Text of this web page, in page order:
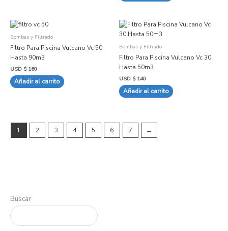
Buscar
Bombas y Filtrado
Filtro Para Piscina Vulcano Vc 50
Hasta 90m3
USD $160
Añadir al carrito
Bombas y Filtrado
Filtro Para Piscina Vulcano Vc 30
Hasta 50m3
USD $140
Añadir al carrito
1 2 3 4 5 6 7 →